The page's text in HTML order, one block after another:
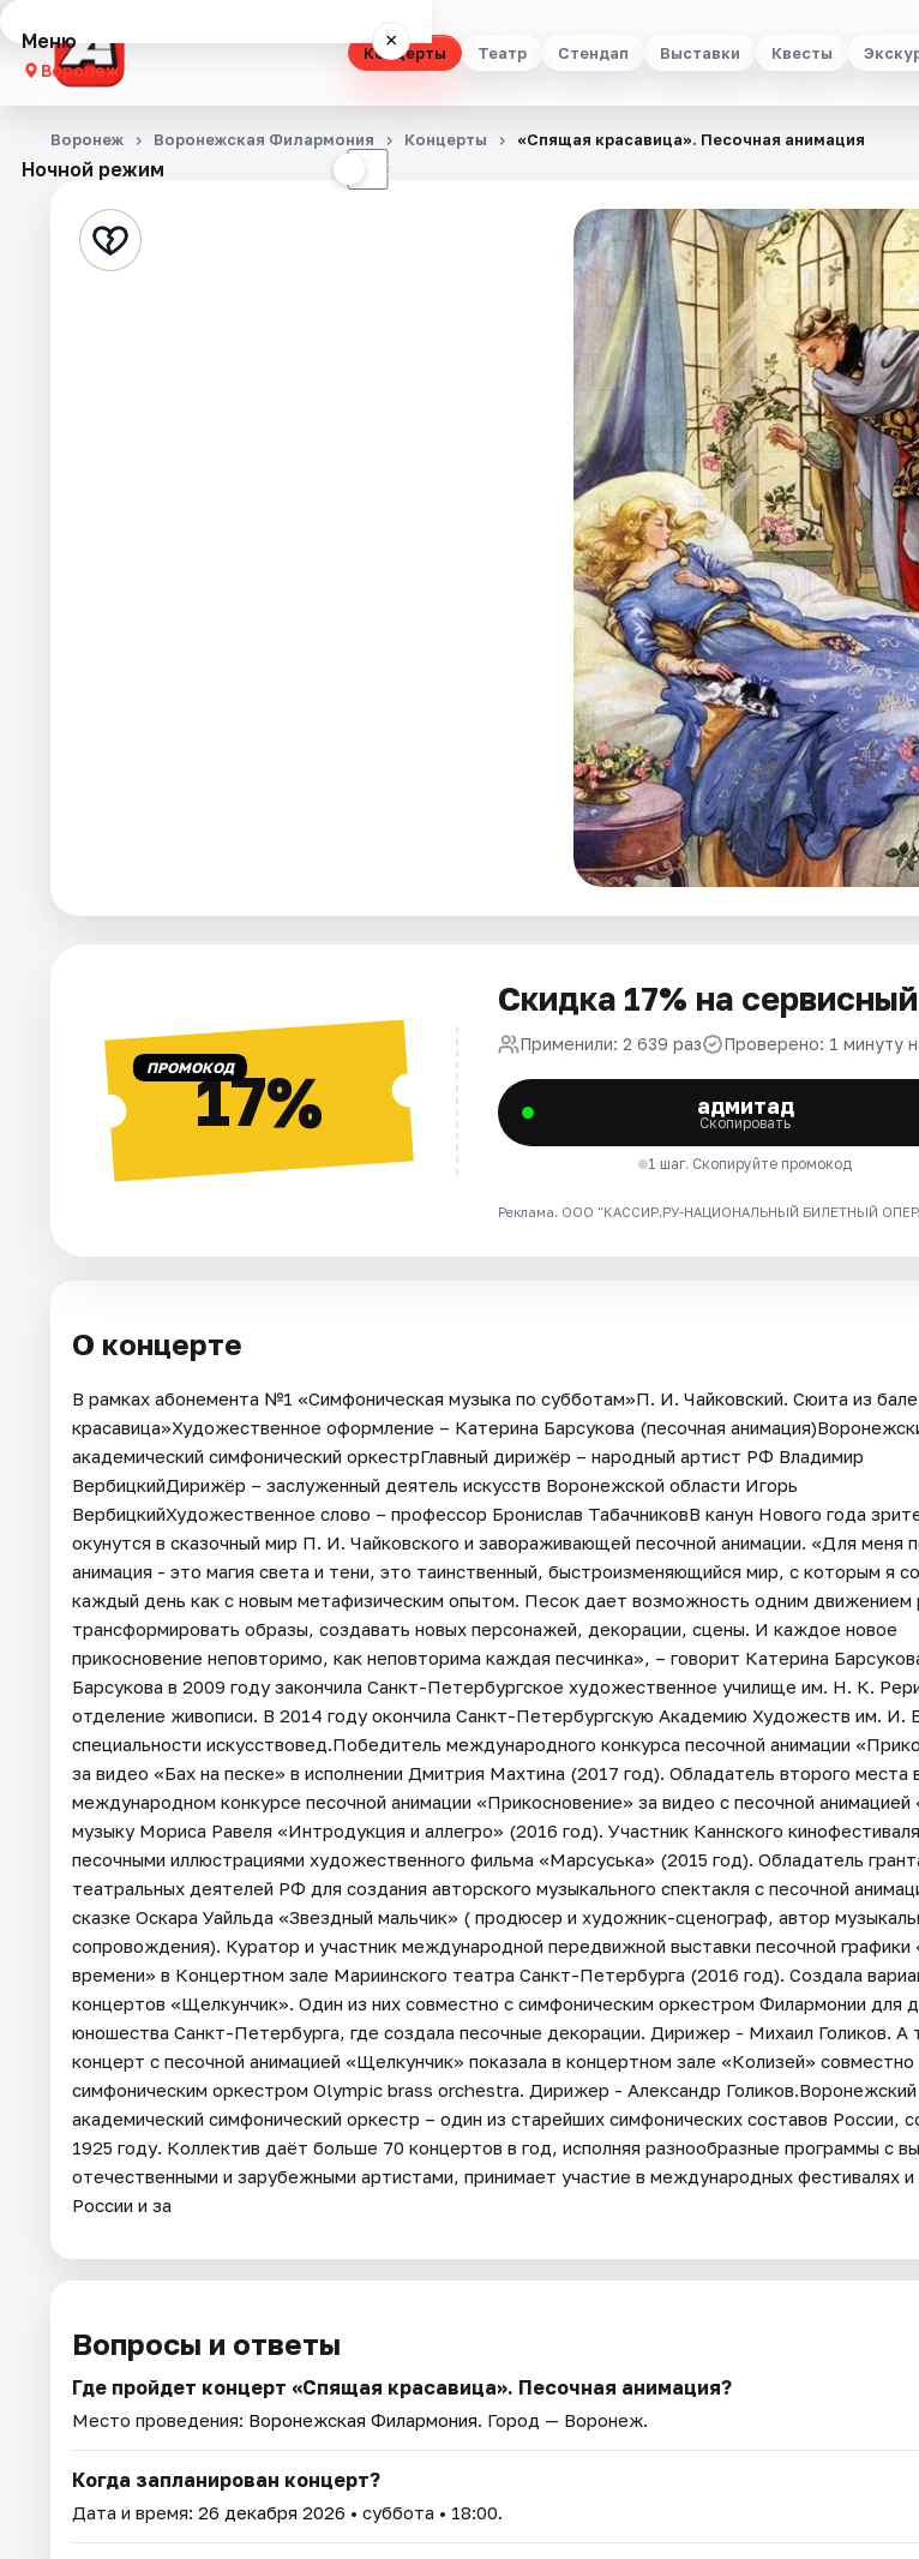
Концерты Театр Стендап Выставки Квесты
Меню ×
Воронеж
Концерты
Стендап
Ночной режим ☾
Воронеж Воронежская Филармония Концерты «Спящая красавица». Песочная анимация
ПРОМОКОД17%
Скидка 17% на
Применили: 2 639 раз Проверено: 1 минуту
адмитад
Скопировать
1 шаг. Скопируйте промокод
Реклама. ООО "КАССИР.РУ-НАЦИОНАЛЬНЫЙ БИЛЕТНЫЙ
О концерте
В рамках абонемента №1 «Симфоническая музыка по субботам»П. И. Чайковский. Сюита из
красавица»Художественное оформление – Катерина Барсукова (песочная
академический симфонический оркестрГлавный дирижёр – народный артист РФ Владимир
ВербицкийДирижёр – заслуженный деятель искусств Воронежской области Игорь
ВербицкийХудожественное слово – профессор Бронислав ТабачниковВ канун Нового года
окунутся в сказочный мир П. И. Чайковского и завораживающей песочной анимации. «Для меня
анимация - это магия света и тени, это таинственный, быстроизменяющийся мир, с которым я
каждый день как с новым метафизическим опытом. Песок дает возможность одним движением
трансформировать образы, создавать новых персонажей, декорации, сцены. И каждое новое
прикосновение неповторимо, как неповторима каждая песчинка», – говорит Катерина
Барсукова в 2009 году закончила Санкт-Петербургское художественное училище им. Н. К.
отделение живописи. В 2014 году окончила Санкт-Петербургскую Академию Художеств им. И.
специальности искусствовед.Победитель международного конкурса песочной анимации
за видео «Бах на песке» в исполнении Дмитрия Махтина (2017 год). Обладатель второго места
международном конкурсе песочной анимации «Прикосновение» за видео с песочной анимацией
музыку Мориса Равеля «Интродукция и аллегро» (2016 год). Участник Каннского
песочными иллюстрациями художественного фильма «Марсуська» (2015 год). Обладатель
театральных деятелей РФ для создания авторского музыкального спектакля с песочной
сказке Оскара Уайльда «Звездный мальчик» ( продюсер и художник-сценограф, автор
сопровождения). Куратор и участник международной передвижной выставки песочной графики
времени» в Концертном зале Мариинского театра Санкт-Петербурга (2016 год). Создала
концертов «Щелкунчик». Один из них совместно с симфоническим оркестром Филармонии для
юношества Санкт-Петербурга, где создала песочные декорации. Дирижер - Михаил Голиков. А
концерт с песочной анимацией «Щелкунчик» показала в концертном зале «Колизей» совместно
симфоническим оркестром Olympic brass orchestra. Дирижер - Александр Голиков.Воронежский
академический симфонический оркестр – один из старейших симфонических составов России,
1925 году. Коллектив даёт больше 70 концертов в год, исполняя разнообразные программы с
отечественными и зарубежными артистами, принимает участие в международных фестивалях
России и за
Вопросы и ответы
Где пройдет концерт «Спящая красавица». Песочная анимация?
Место проведения: Воронежская Филармония. Город — Воронеж.
Когда запланирован концерт?
Дата и время: 26 декабря 2026 • суббота • 18:00.